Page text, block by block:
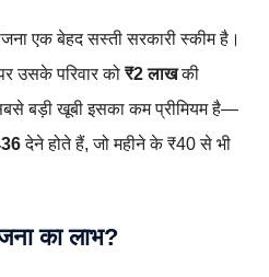
एक बेहद सस्ती सरकारी स्कीम है।
उसके परिवार को ₹2 लाखकी
बड़ी खूबी इसका कम प्रीमियम है—
देने होते हैं, जो महीने के ₹40 से भी
का लाभ?